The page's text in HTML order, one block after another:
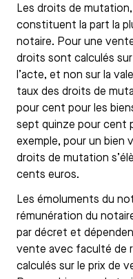
Les droits de
constituent la part la
notaire. Pour une
droits sont calculés
l’acte, et non sur la
taux des droits de
pour cent pour les
sept quinze pour cent
exemple, pour un bien
droits de mutation
cents euros.
Les émoluments du
rémunération du
par décret et
vente avec faculté de
calculés sur le prix de